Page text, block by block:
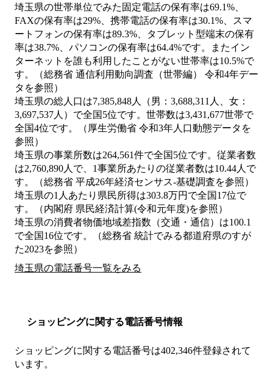
埼玉県の世帯単位でみた固定電話の保有率は69.1%、
FAXの保有率は29%、携帯電話の保有率は30.1%、スマ
ートフォンの保有率は89.3%、タブレット型端末の保有
率は38.7%、パソコンの保有率は64.4%です。またイン
ターネットを誰も利用したことがない世帯率は10.5%で
す。（総務省 通信利用動向調査（世帯編） 令和4年デー
タを参照）
埼玉県の総人口は7,385,848人（男：3,688,311人、女：
3,697,537人）で全国5位です。世帯数は3,431,677世帯で
全国4位です。（厚生労働省 令和3年人口動態データを
参照）
埼玉県の事業所数は264,561件で全国5位です。従業者数
は2,760,890人で、1事業所あたりの従業者数は10.44人で
す。（総務省 平成26年経済センサス‐基礎調査を参照）
埼玉県の1人あたり県民所得は303.8万円で全国17位で
す。（内閣府 県民経済計算(令和元年度)を参照）
埼玉県の消費者物価地域差指数（交通・通信）は100.1
で全国16位です。（総務省 統計でみる都道府県のすが
た2023を参照）
埼玉県の電話番号一覧をみる
ショッピングに関する電話番号情報
ショッピングに関する電話番号は402,346件登録されて
います。